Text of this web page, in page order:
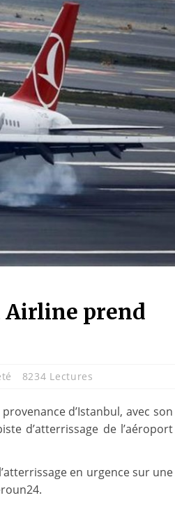
Airline prend
8234 Lectures
d’Istanbul, avec son
d’atterrissage de l’aéroport
en urgence sur une